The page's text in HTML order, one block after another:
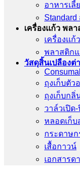
อาหารเลี้
เครื่องเเก้ว พล
เครื่องเเก้ว
พลาสติกแ
วัสดุสิ้นเปลืองต่
ถุงเก็บตัว
ถุงเก็บกลิ่
วาล์วเปิด
หลอดเก็บ
กระดาษก
เสื้อกาวน์
เอกสารด